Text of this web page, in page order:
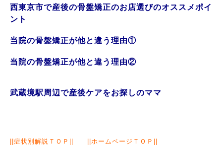
西東京市で産後の骨盤矯正のお店選びのオススメポイ
ント
当院の骨盤矯正が他と違う理由①
当院の骨盤矯正が他と違う理由②
武蔵境駅周辺で産後ケアをお探しのママ
症状別解説ＴＯＰ ホームページＴＯＰ